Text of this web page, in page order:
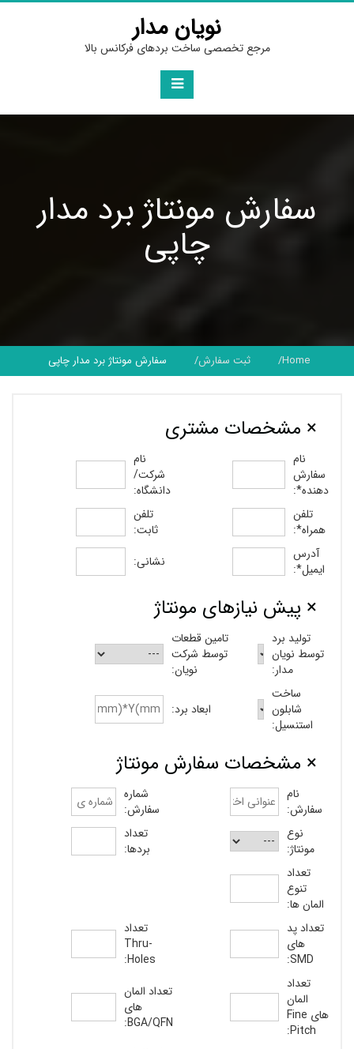
Skip
نویان مدار
مرجع تخصصی ساخت بردهای فرکانس بالا
سفارش مونتاژ برد مدار
چاپی
Home ثبت سفارش سفارش مونتاژ برد مدار چاپی
× مشخصات مشتری
نام
سفارش
دهنده*:
نام
شرکت/
دانشگاه:
تلفن
همراه*:
تلفن
ثابت:
آدرس
ایمیل*:
نشانی:
× پیش نیازهای مونتاژ
تولید برد
توسط نویان
مدار:
تامین قطعات
توسط شرکت
نویان:
ساخت
شابلون
استنسیل:
ابعاد برد:
× مشخصات سفارش مونتاژ
نام
سفارش:
شماره
سفارش:
نوع
مونتاژ:
تعداد
بردها:
تعداد
تنوع
المان ها:
تعداد پد
های
SMD:
تعداد
Thru-
Holes:
تعداد
المان
های Fine
Pitch:
تعداد المان
های
BGA/QFN: